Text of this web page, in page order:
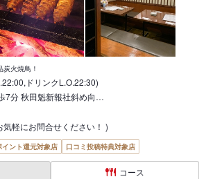
火焼鳥！
ドリンクL.O.22:30)
7分 秋田魁新報社斜め向…
軽にお問合せください！ )
イント還元対象店 口コミ投稿特典対象店
コース